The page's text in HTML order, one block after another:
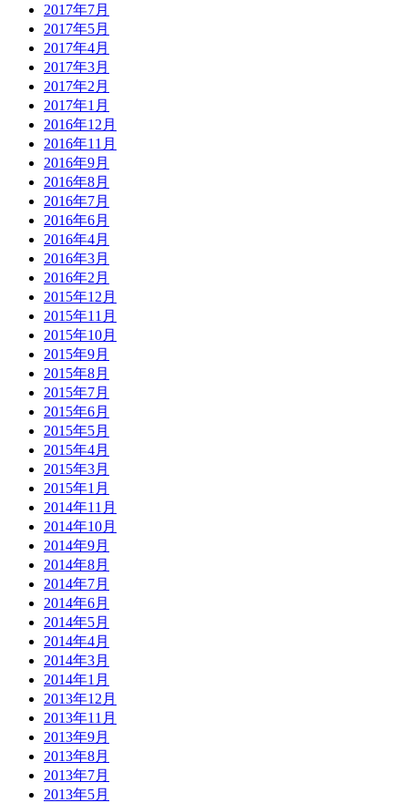
2017年7月
2017年5月
2017年4月
2017年3月
2017年2月
2017年1月
2016年12月
2016年11月
2016年9月
2016年8月
2016年7月
2016年6月
2016年4月
2016年3月
2016年2月
2015年12月
2015年11月
2015年10月
2015年9月
2015年8月
2015年7月
2015年6月
2015年5月
2015年4月
2015年3月
2015年1月
2014年11月
2014年10月
2014年9月
2014年8月
2014年7月
2014年6月
2014年5月
2014年4月
2014年3月
2014年1月
2013年12月
2013年11月
2013年9月
2013年8月
2013年7月
2013年5月